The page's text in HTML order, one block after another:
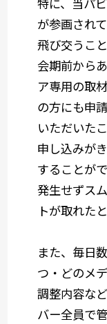
が参画され
飛び交うこ
会期前から
ア専用の取
の方にも申
いただいた
申し込みが
することが
発生せずス
トが取れた
また、毎日
つ・どのメ
調整内容な
バー全員で